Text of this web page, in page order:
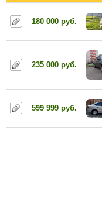
180 000 руб.
235 000 руб.
599 999 руб.